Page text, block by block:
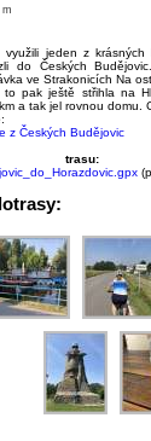
m
využili jeden z
do Českých
ve Strakonicích Na
pak ještě střihla na
a tak jel rovnou domu.
z Českých Budějovic